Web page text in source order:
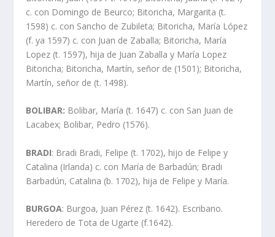
c. con Domingo de Beurco; Bitoricha, Margarita (t.
1598) c. con Sancho de Zubileta; Bitoricha, Marí­a López
(f. ya 1597) c. con Juan de Zaballa; Bitoricha, Marí­a
Lopez (t. 1597), hija de Juan Zaballa y Marí­a Lopez
Bitoricha; Bitoricha, Martí­n, señor de (1501); Bitoricha,
Martí­n, señor de (t. 1498).
BOLIBAR: Bolibar, Marí­a (t. 1647) c. con San Juan de
Lacabex; Bolibar, Pedro (1576).
BRADI: Bradi Bradi, Felipe (t. 1702), hijo de Felipe y
Catalina (Irlanda) c. con Marí­a de Barbadún; Bradi
Barbadún, Catalina (b. 1702), hija de Felipe y Marí­a.
BURGOA: Burgoa, Juan Pérez (t. 1642). Escribano.
Heredero de Tota de Ugarte (f.1642).